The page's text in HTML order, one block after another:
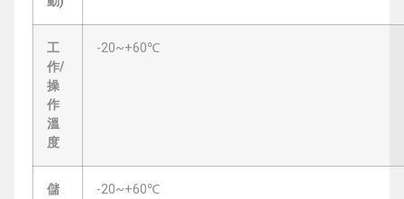
工
作/
操
作
溫
度
-20~+60℃
儲
-20~+60℃